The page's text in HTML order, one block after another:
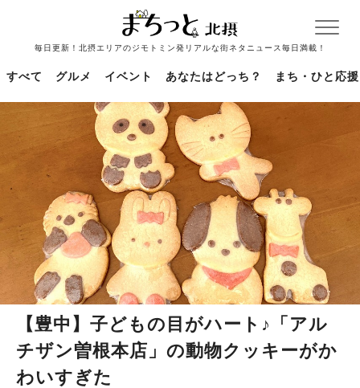
毎日更新！北摂エリアのジモトミン発リアルな街ネタニュース毎日満載！
すべて グルメ イベント あなたはどっち？ まち・ひと応援
【豊中】子どもの目がハート♪「アル
チザン曽根本店」の動物クッキーがか
わいすぎた